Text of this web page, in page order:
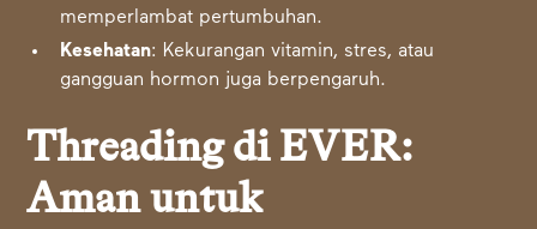
memperlambat pertumbuhan.
Kesehatan: Kekurangan vitamin, stres, atau
gangguan hormon juga berpengaruh.
Threading di EVER:
Aman untuk